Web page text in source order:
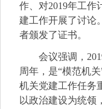
作、对2019年工作
建工作开展了讨论
者颁发了证书。
会议强调，
周年，是“模范机
机关党建工作任务
以政治建设为统领